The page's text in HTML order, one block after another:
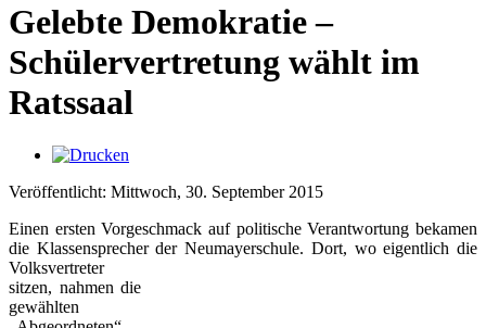
Gelebte Demokratie –
Schülervertretung wählt im
Ratssaal
Veröffentlicht: Mittwoch, 30. September 2015
Einen ersten Vorgeschmack auf politische Verantwortung bekamen
die Klassensprecher der Neumayerschule. Dort, wo eigentlich die
Volksvertreter
sitzen, nahmen die
gewählten